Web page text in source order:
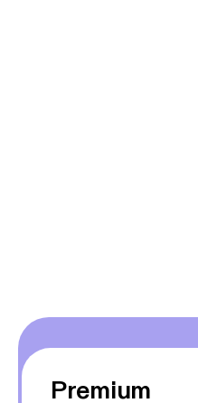
Premium